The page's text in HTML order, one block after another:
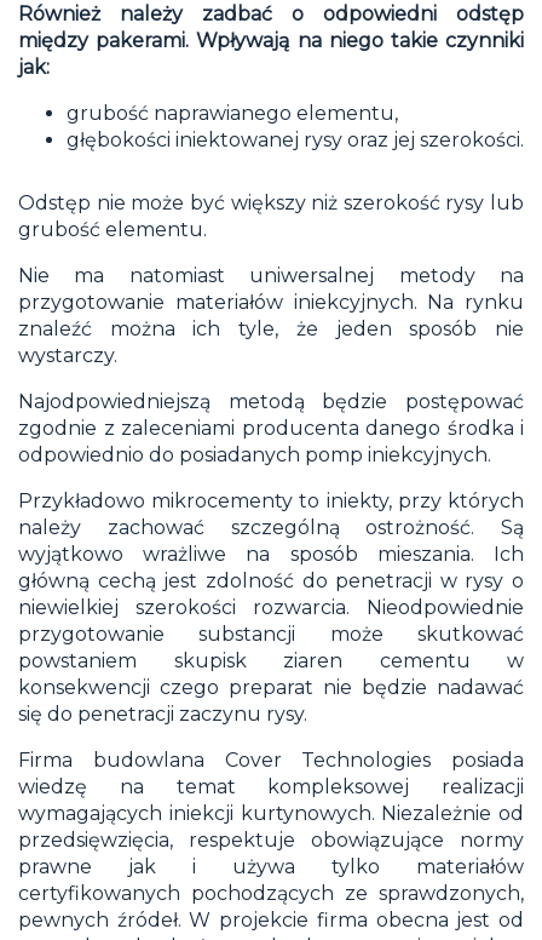
Również należy zadbać o odpowiedni odstęp
między pakerami. Wpływają na niego takie czynniki
jak:
grubość naprawianego elementu,
głębokości iniektowanej rysy oraz jej szerokości.
Odstęp nie może być większy niż szerokość rysy lub
grubość elementu.
Nie ma natomiast uniwersalnej metody na
przygotowanie materiałów iniekcyjnych. Na rynku
znaleźć można ich tyle, że jeden sposób nie
wystarczy.
Najodpowiedniejszą metodą będzie postępować
zgodnie z zaleceniami producenta danego środka i
odpowiednio do posiadanych pomp iniekcyjnych.
Przykładowo mikrocementy to iniekty, przy których
należy zachować szczególną ostrożność. Są
wyjątkowo wrażliwe na sposób mieszania. Ich
główną cechą jest zdolność do penetracji w rysy o
niewielkiej szerokości rozwarcia. Nieodpowiednie
przygotowanie substancji może skutkować
powstaniem skupisk ziaren cementu w
konsekwencji czego preparat nie będzie nadawać
się do penetracji zaczynu rysy.
Firma budowlana Cover Technologies posiada
wiedzę na temat kompleksowej realizacji
wymagających iniekcji kurtynowych. Niezależnie od
przedsięwzięcia, respektuje obowiązujące normy
prawne jak i używa tylko materiałów
certyfikowanych pochodzących ze sprawdzonych,
pewnych źródeł. W projekcie firma obecna jest od